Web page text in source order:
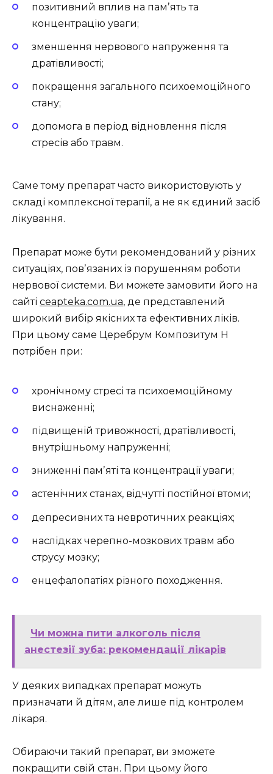
позитивний вплив на памʼять та
концентрацію уваги;
зменшення нервового напруження та
дратівливості;
покращення загального психоемоційного
стану;
допомога в період відновлення після
стресів або травм.
Саме тому препарат часто використовують у
складі комплексної терапії, а не як єдиний засіб
лікування.
Препарат може бути рекомендований у різних
ситуаціях, повʼязаних із порушенням роботи
нервової системи. Ви можете замовити його на
сайті ceapteka.com.ua, де представлений
широкий вибір якісних та ефективних ліків.
При цьому саме Церебрум Композитум Н
потрібен при:
хронічному стресі та психоемоційному
виснаженні;
підвищеній тривожності, дратівливості,
внутрішньому напруженні;
зниженні памʼяті та концентрації уваги;
астенічних станах, відчутті постійної втоми;
депресивних та невротичних реакціях;
наслідках черепно-мозкових травм або
струсу мозку;
енцефалопатіях різного походження.
Чи можна пити алкоголь після
анестезії зуба: рекомендації лікарів
У деяких випадках препарат можуть
призначати й дітям, але лише під контролем
лікаря.
Обираючи такий препарат, ви зможете
покращити свій стан. При цьому його